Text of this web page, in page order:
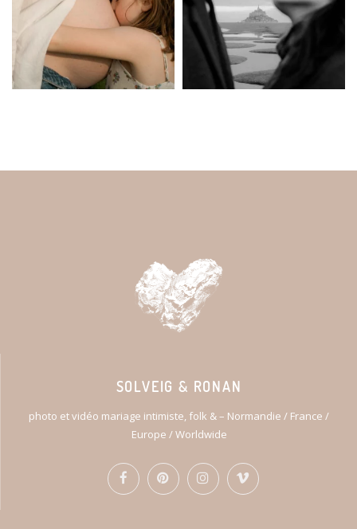
SOLVEIG & RONAN
photo et vidéo mariage intimiste, folk & – Normandie / France /
Europe / Worldwide